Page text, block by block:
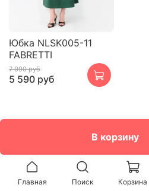
В корзину
Юбка NLSK005-11
FABRETTI
7 990 руб
5 590 руб
Главная Поиск Корзина